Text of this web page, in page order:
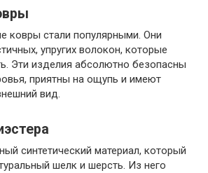
ковры стали популярными. Они
упругих волокон, которые
Эти изделия абсолютно безопасны
приятны на ощупь и имеют
вид.
синтетический материал, который
шелк и шерсть. Из него